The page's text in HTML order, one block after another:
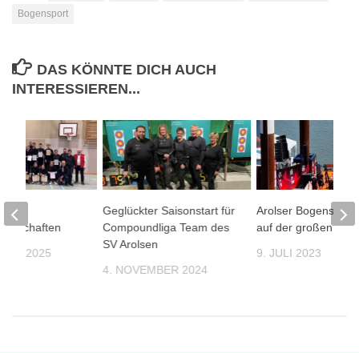
Bogensport
DAS KÖNNTE DICH AUCH
INTERESSIEREN...
Geglückter Saisonstart für
Compoundliga Team des
SV Arolsen
4. NOVEMBER 2024
Arolser
auf der großen
9. JULI 2023
2025